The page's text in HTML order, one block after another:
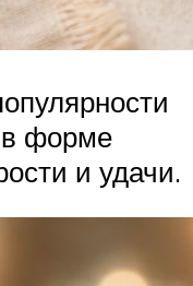
в форме
и удачи.